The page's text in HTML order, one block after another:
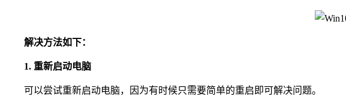
解决方法如下：
1. 重新启动电脑
可以尝试重新启动电脑，因为有时候只需要简单的重启即可解决问题。